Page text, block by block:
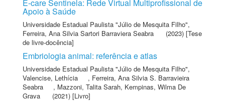
E-care Sentinela: Rede Virtual Multiprofissional de
Apoio à Saúde
Universidade Estadual Paulista "Júlio de Mesquita Filho",
Ferreira, Ana Silvia Sartori Barraviera Seabra
(2023) [Tese
de livre-docência]
Embriologia animal: referência e atlas
Universidade Estadual Paulista "Júlio de Mesquita Filho",
Valencise, Lethícia
, Ferreira, Ana Silvia S. Barravieira
Seabra
, Mazzoni, Talita Sarah, Kempinas, Wilma De
Grava
(2021) [Livro]